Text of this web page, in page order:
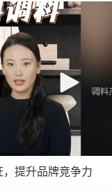
提升品牌竞争力